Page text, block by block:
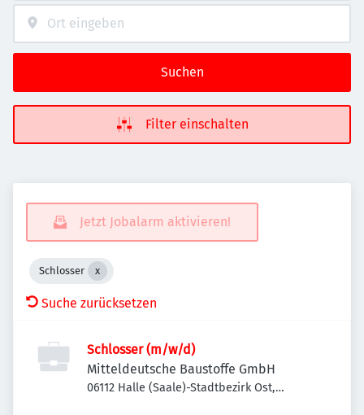
Suchen
Filter einschalten
Jetzt Jobalarm aktivieren!
Schlosser
Suche zurücksetzen
Schlosser (m/w/d)
Mitteldeutsche Baustoffe GmbH
06112 Halle (Saale)-Stadtbezirk Ost,